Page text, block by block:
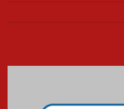
realizará